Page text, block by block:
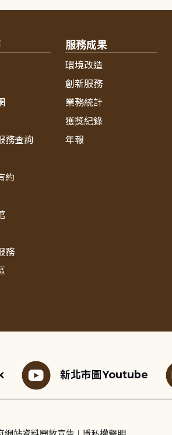
務查詢
約
務
服務成果
環境改造
創新服務
業務統計
獲獎紀錄
年報
新北市圖Youtube